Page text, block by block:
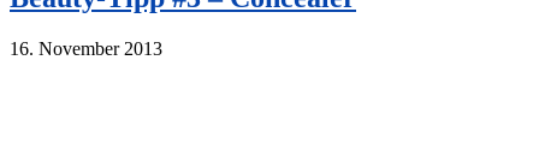
16. November 2013